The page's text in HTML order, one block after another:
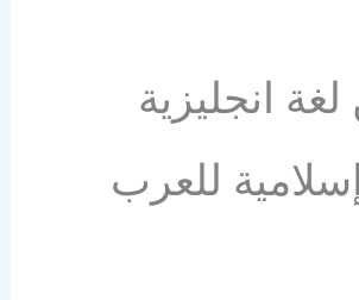
انجليزية
للعرب